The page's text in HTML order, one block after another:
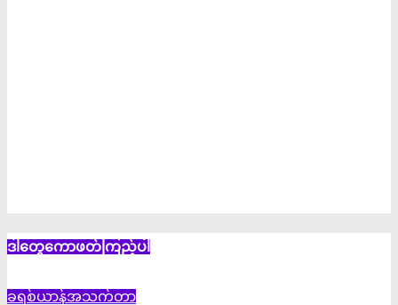
ဒါတွေကောဖတ်ကြည့်ပါ
ခရစ်ယာန်အသက်တာ